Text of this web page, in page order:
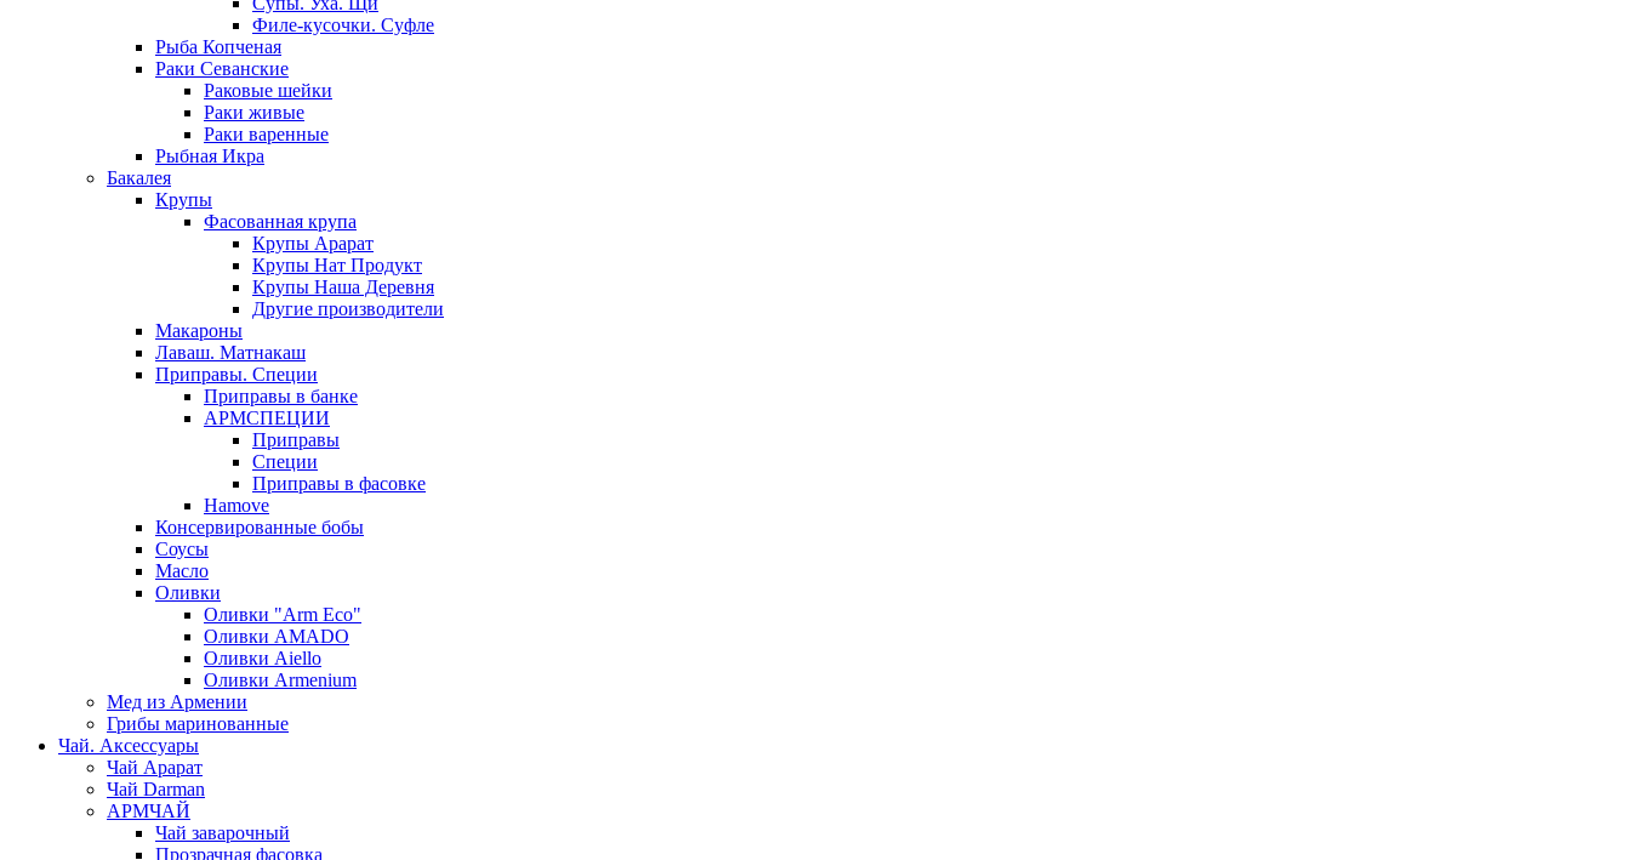
Филе-кусочки. Суфле
Рыба Копченая
Раки Севанские
Раковые шейки
Раки живые
Раки варенные
Рыбная Икра
Бакалея
Крупы
Фасованная крупа
Крупы Арарат
Крупы Нат Продукт
Крупы Наша Деревня
Другие производители
Макароны
Лаваш. Матнакаш
Приправы. Специи
Приправы в банке
АРМСПЕЦИИ
Приправы
Специи
Приправы в фасовке
Hamove
Консервированные бобы
Соусы
Масло
Оливки
Оливки "Arm Eco"
Оливки AMADO
Оливки Aiello
Оливки Armenium
Мед из Армении
Грибы маринованные
Чай. Аксессуары
Чай Арарат
Чай Darman
АРМЧАЙ
Чай заварочный
Прозрачная фасовка